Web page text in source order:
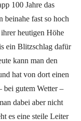
100 Jahre das
beinahe fast so hoch
heutigen Höhe
ein Blitzschlag dafür
kann man den
hat von dort einen
bei gutem Wetter –
dabei aber nicht
es eine steile Leiter